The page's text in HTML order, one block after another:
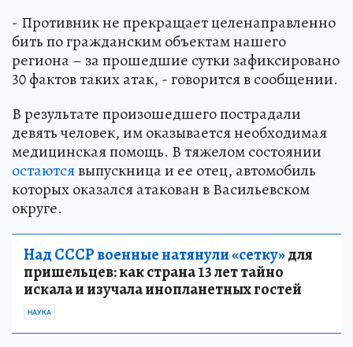
- Противник не прекращает целенаправленно
бить по гражданским объектам нашего
региона – за прошедшие сутки зафиксировано
30 фактов таких атак, - говорится в сообщении.
В результате произошедшего пострадали
девять человек, им оказывается необходимая
медицинская помощь. В тяжелом состоянии
остаютсявыпускница и ее отец, автомобиль
которых оказался атакован в Васильевском
округе.
Над СССР военные натянули «сетку»для
пришельцев: как страна 13 лет тайно
искала и изучала инопланетных гостей
НАУКА